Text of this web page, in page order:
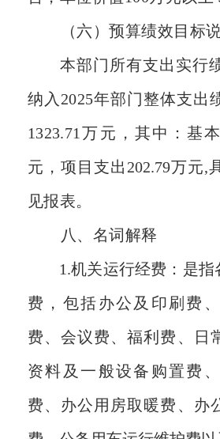
（六）预算绩效目标
本部门所有支出实行
纳入 2025年部门整体支出
1323.71 万元，其中：基
元 ，项目支出 202.79万元,
见报表。
八 、名词解释
1.机关运行经费 ： 是指
费，包括办公及印刷费
费、会议费、福利费、日
资料及一般设备购置费
费、办公用房取暖费、办